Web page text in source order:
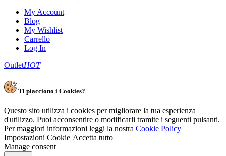
My Account
Blog
My Wishlist
Carrello
Log In
OutletHOT
Ti piacciono i Cookies?
Questo sito utilizza i cookies per migliorare la tua esperienza
d'utilizzo. Puoi acconsentire o modificarli tramite i seguenti pulsanti.
Per maggiori informazioni leggi la nostra Cookie Policy
Impostazioni Cookie Accetta tutto
Manage consent